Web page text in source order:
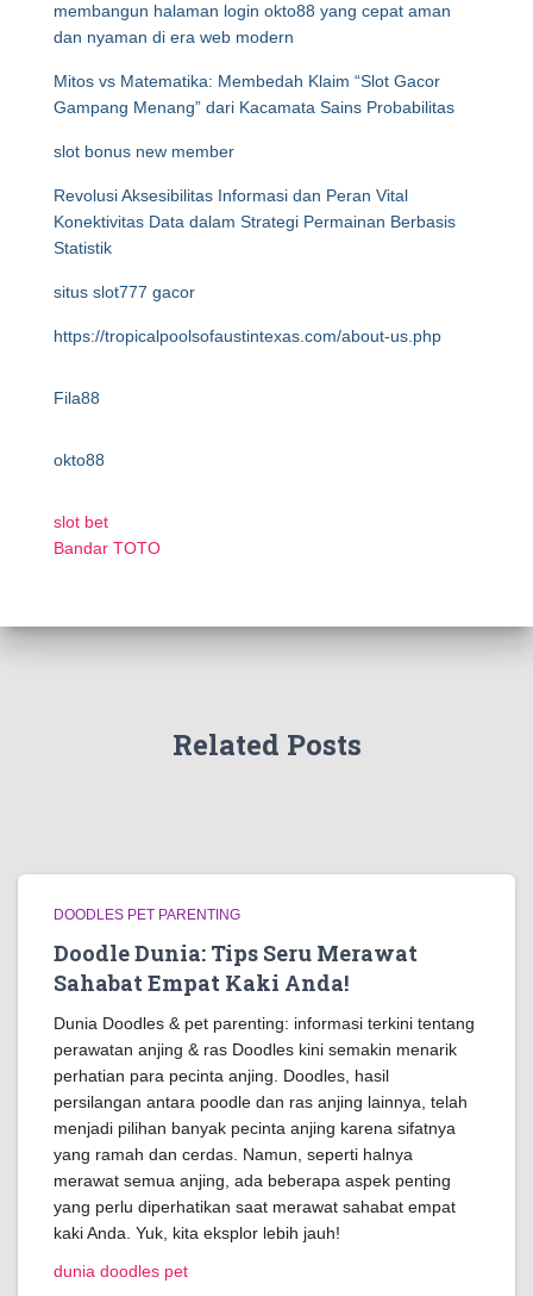
membangun halaman login okto88 yang cepat aman
dan nyaman di era web modern
Mitos vs Matematika: Membedah Klaim “Slot Gacor
Gampang Menang” dari Kacamata Sains Probabilitas
slot bonus new member
Revolusi Aksesibilitas Informasi dan Peran Vital
Konektivitas Data dalam Strategi Permainan Berbasis
Statistik
situs slot777 gacor
https://tropicalpoolsofaustintexas.com/about-us.php
Fila88
okto88
slot bet
Bandar TOTO
Related Posts
DOODLES PET PARENTING
Doodle Dunia: Tips Seru Merawat
Sahabat Empat Kaki Anda!
Dunia Doodles & pet parenting: informasi terkini tentang
perawatan anjing & ras Doodles kini semakin menarik
perhatian para pecinta anjing. Doodles, hasil
persilangan antara poodle dan ras anjing lainnya, telah
menjadi pilihan banyak pecinta anjing karena sifatnya
yang ramah dan cerdas. Namun, seperti halnya
merawat semua anjing, ada beberapa aspek penting
yang perlu diperhatikan saat merawat sahabat empat
kaki Anda. Yuk, kita eksplor lebih jauh!
dunia doodles pet